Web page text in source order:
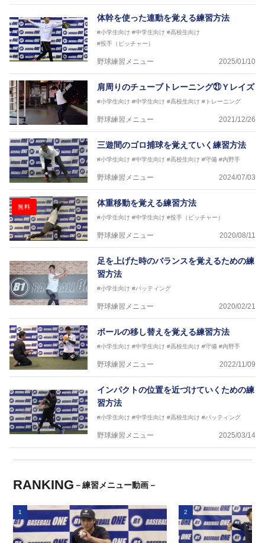
体幹を使った連動を覚える練習方法
#小学生向け #中学生向け #高校生向け
#投手（ピッチャー）
野球練習メニュー 2025/01/10
肩周りのチューブトレーニング㉑Ｙレイズ
#小学生向け #中学生向け #高校生向け #トレーニング
野球練習メニュー 2021/12/26
三遊間のゴロ捕球を覚えていく練習方法
#小学生向け #中学生向け #高校生向け #守備 #内野手
野球練習メニュー 2024/07/03
無料 体重移動を覚える練習方法
#小学生向け #中学生向け #投手（ピッチャー）
野球練習メニュー 2020/08/11
足を上げた時のバランスを覚えるための練
習方法
#小学生向け #バッティング
野球練習メニュー 2020/02/21
ボールの移し替えを覚える練習方法
#小学生向け #中学生向け #高校生向け #守備 #内野手
野球練習メニュー 2022/11/09
インパクトの位置を近づけていくための練
習方法
#小学生向け #中学生向け #高校生向け #バッティング
野球練習メニュー 2025/03/14
RANKING －練習メニュー動画－
1 2